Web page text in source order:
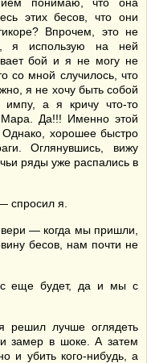
этих бесов, что они
Впрочем, это не
я использую на ней
бой и я не могу не
со мной случилось, что
я не хочу быть собой
импу, а я кричу что-то
Мара. Да!!! Именно этой
хорошее быстро
Оглянувшись, вижу
ряды уже распались в
спросил я.
— когда мы пришли,
бесов, нам почти не
еще будет, да и мы с
решил лучше оглядеть
и замер в шоке. А затем
и убить кого-нибудь, а